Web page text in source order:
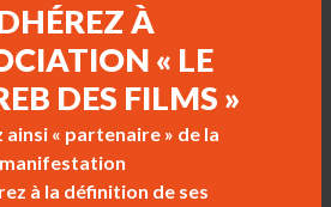
À
« LE
DES FILMS »
ainsi « partenaire » de la
manifestation
à la définition de ses